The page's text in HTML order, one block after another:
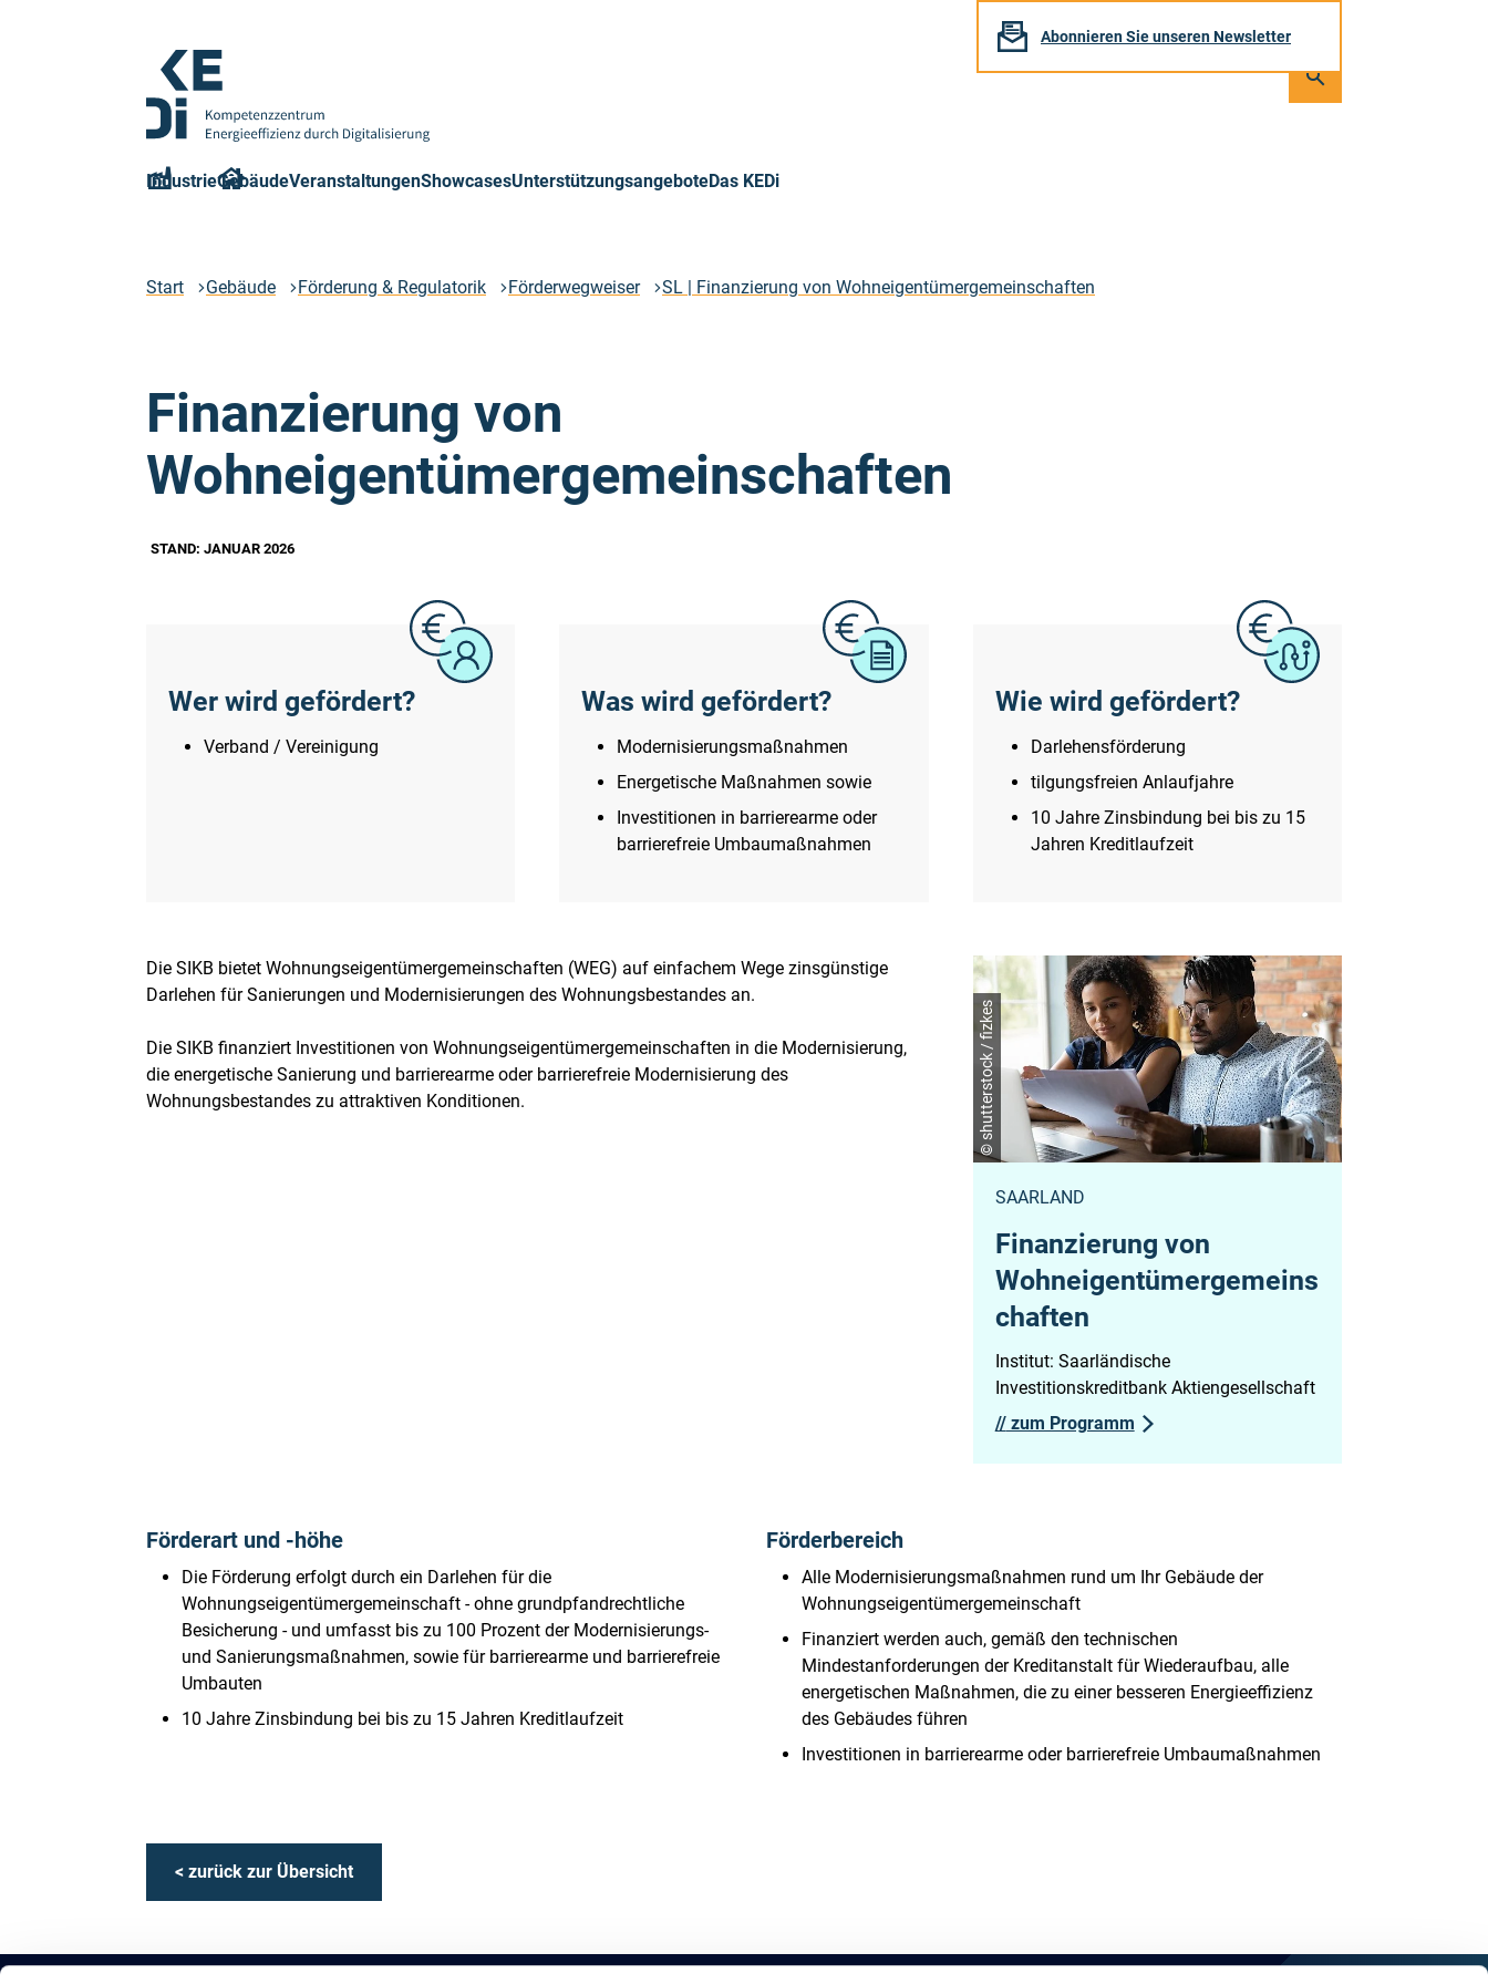
Abonnieren Sie unseren Newsletter
Kompetenzzentrum
-
durchsuchen
Suchen
IndustrieGebäudeVeranstaltungenShowcasesUnterstützungsangeboteDas KEDi
Start Gebäude Förderung & Regulatorik Förderwegweiser SL | Finanzierung von Wohneigentümergemeinschaften
Finanzierung von
Wohneigentümergemeinschaften
STAND: JANUAR 2026
Wer wird gefördert?
Verband / Vereinigung
Was wird gefördert?
Modernisierungsmaßnahmen
Energetische Maßnahmen sowie
Investitionen in barrierearme oder
barrierefreie Umbaumaßnahmen
Wie wird gefördert?
Darlehensförderung
tilgungsfreien Anlaufjahre
10 Jahre Zinsbindung bei bis zu 15
Jahren Kreditlaufzeit
Die SIKB bietet Wohnungseigentümergemeinschaften (WEG) auf einfachem Wege zinsgünstige
Darlehen für Sanierungen und Modernisierungen des Wohnungsbestandes an.
Die SIKB finanziert Investitionen von Wohnungseigentümergemeinschaften in die Modernisierung,
die energetische Sanierung und barrierearme oder barrierefreie Modernisierung des
Wohnungsbestandes zu attraktiven Konditionen.
© shutterstock / fizkes
SAARLAND
Finanzierung von
Wohneigentümergemeins
chaften
Institut: Saarländische
Investitionskreditbank Aktiengesellschaft
//zum Programm
Förderart und -höhe
Die Förderung erfolgt durch ein Darlehen für die
Wohnungseigentümergemeinschaft - ohne grundpfandrechtliche
Besicherung - und umfasst bis zu 100 Prozent der Modernisierungs-
und Sanierungsmaßnahmen, sowie für barrierearme und barrierefreie
Umbauten
10 Jahre Zinsbindung bei bis zu 15 Jahren Kreditlaufzeit
Förderbereich
Alle Modernisierungsmaßnahmen rund um Ihr Gebäude der
Wohnungseigentümergemeinschaft
Finanziert werden auch, gemäß den technischen
Mindestanforderungen der Kreditanstalt für Wiederaufbau, alle
energetischen Maßnahmen, die zu einer besseren Energieeffizienz
des Gebäudes führen
Investitionen in barrierearme oder barrierefreie Umbaumaßnahmen
< zurück zur Übersicht